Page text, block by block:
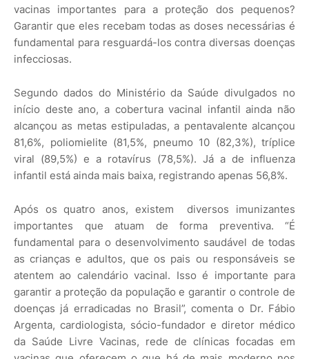
vacinas importantes para a proteção dos pequenos?
Garantir que eles recebam todas as doses necessárias é
fundamental para resguardá-los contra diversas doenças
infecciosas.
Segundo dados do Ministério da Saúde divulgados no
início deste ano, a cobertura vacinal infantil ainda não
alcançou as metas estipuladas, a pentavalente alcançou
81,6%, poliomielite (81,5%, pneumo 10 (82,3%), tríplice
viral (89,5%) e a rotavírus (78,5%). Já a de influenza
infantil está ainda mais baixa, registrando apenas 56,8%.
Após os quatro anos, existem diversos imunizantes
importantes que atuam de forma preventiva. “É
fundamental para o desenvolvimento saudável de todas
as crianças e adultos, que os pais ou responsáveis se
atentem ao calendário vacinal. Isso é importante para
garantir a proteção da população e garantir o controle de
doenças já erradicadas no Brasil”, comenta o Dr. Fábio
Argenta, cardiologista, sócio-fundador e diretor médico
da Saúde Livre Vacinas, rede de clínicas focadas em